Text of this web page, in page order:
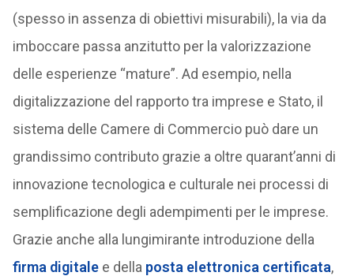
(spesso in assenza di obiettivi misurabili), la via da
imboccare passa anzitutto per la valorizzazione
delle esperienze “mature”. Ad esempio, nella
digitalizzazione del rapporto tra imprese e Stato, il
sistema delle Camere di Commercio può dare un
grandissimo contributo grazie a oltre quarant’anni di
innovazione tecnologica e culturale nei processi di
semplificazione degli adempimenti per le imprese.
Grazie anche alla lungimirante introduzione della
firma digitalee della posta elettronica certificata,